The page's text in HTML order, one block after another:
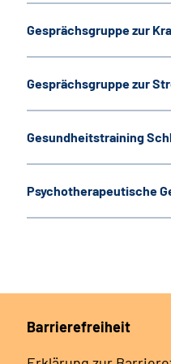
Gesprächsgruppe zur
Gesprächsgruppe zur
Gesundheitstraining
Psychotherapeutische
Barrierefreiheit